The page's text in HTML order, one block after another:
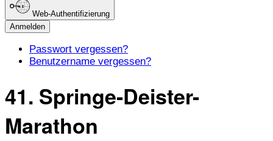
Web-Authentifizierung
Anmelden
Passwort vergessen?
Benutzername vergessen?
41. Springe-Deister-
Marathon